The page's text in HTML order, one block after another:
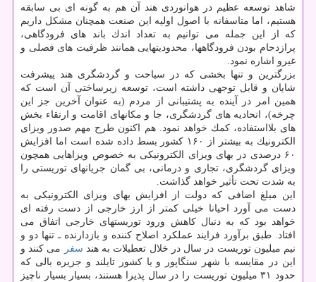
شاهد توسعه عظیم در هوانوردی هند آن هم به گونه ای بی سابقه
هستیم، اما متاسفانه با اصول اولیه این صنعت همچنان مشكل داریم
كه از این جمله می توانیم به تعداد اندك باند های فرودگاهی،
پرازدحام بودن فرودگاهها، محدودیتهایی همانند ظرفیت های فصلی و
غیرو اشاره نمود.
بزرگترین و تنها بخشی كه در سیاحت و گردشگری هند پیشرفت
شایان و قابل توجهی داشته است، توسعه زیرساختی آن است كه
همین امر در آینده به پشتیبانی از مردم (به عنوان آخرین جز این
چرخه)، اتحادیه های گردشگری، جا و مكانهای اقامت و ارتقاء بخش
های بلااستفاده، كمك خواهد نمود. هم اكنون طرح مهم صدور ویزای
الكترونیك به بیشتر از ۱۶۰ كشور بسط داده شده است اما افزایش
۶۰ درصدی در بهای ویزای الكترونیكی به خصوص ویزاهایی همچون
ویزای گردشگری، تجاری و درمانی، بی گمان جریانهای توریستی را
به شدت تحت تأثیر خواهد گذاشت.
این مبلغ اضافی كه دولت از افزایش بهای ویزای الكترونیكی به
دست می آورد احیانا خیلی كمتر از ارز خارجی از دست رفته ای
خواهد بود كه به دنبال كاهش ورود توریستهای خارجی اتفاق می
افتاد. طبق برآورد فرایند عملكرد اصلاح كننده و بازدارنده ـ تنها دو و
نیم میلیون توریست در سال در خلال تعطیلات به هند سفر
می كنند و
این در مقایسه با شهر سنگاپور و یا كشور تایلند و جزیره بالی كه
حدود ۳۱ میلیون توریست را در سال پذیرا هستند، بسیار بسیار ناچیز